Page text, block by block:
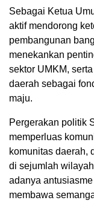
Sebagai Ketua
aktif mendorong
pembangunan
menekankan
sektor UMKM,
daerah sebagai
maju.
Pergerakan politik
memperluas
komunitas daerah,
di sejumlah
adanya
membawa